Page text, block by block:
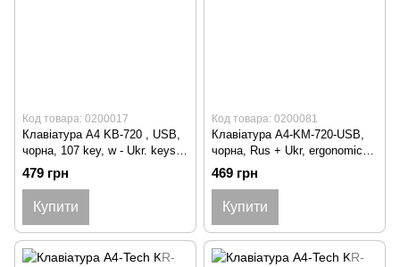
Код товара: 0200017
Клавіатура A4 KB-720 , USB,
чорна, 107 key, w - Ukr. keys,
ergonomic KB-720 USB (Black)
479 грн
Купити
Код товара: 0200081
Клавіатура A4-KM-720-USB,
чорна, Rus + Ukr, ergonomic
KM-720 USB (Black)
469 грн
Купити